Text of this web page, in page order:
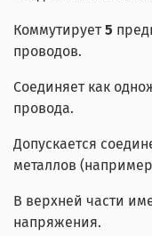
Коммутирует5
проводов.
Соединяет как
провода.
Допускается
металлов
В верхней части
напряжения.